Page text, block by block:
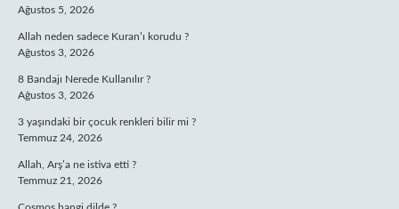
Ağustos 5, 2026
Allah neden sadece Kuran’ı korudu ?
Ağustos 3, 2026
8 Bandajı Nerede Kullanılır ?
Ağustos 3, 2026
3 yaşındaki bir çocuk renkleri bilir mi ?
Temmuz 24, 2026
Allah, Arş’a ne istiva etti ?
Temmuz 21, 2026